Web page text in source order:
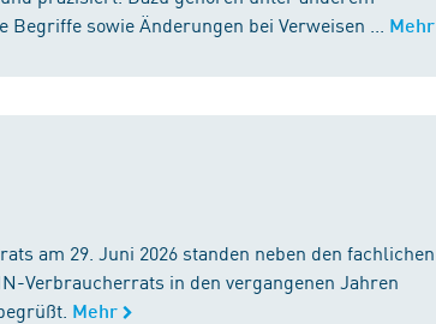
sowie Änderungen bei Verweisen ...
Mehr
am 29. Juni 2026 standen neben den fachlichen
Verbraucherrats in den vergangenen Jahren
Mehr